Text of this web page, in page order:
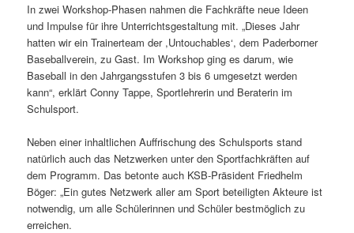
In zwei Workshop-Phasen nahmen die Fachkräfte neue Ideen
und Impulse für ihre Unterrichtsgestaltung mit. „Dieses Jahr
hatten wir ein Trainerteam der ,Untouchables‘, dem Paderborner
Baseballverein, zu Gast. Im Workshop ging es darum, wie
Baseball in den Jahrgangsstufen 3 bis 6 umgesetzt werden
kann“, erklärt Conny Tappe, Sportlehrerin und Beraterin im
Schulsport.
Neben einer inhaltlichen Auffrischung des Schulsports stand
natürlich auch das Netzwerken unter den Sportfachkräften auf
dem Programm. Das betonte auch KSB-Präsident Friedhelm
Böger: „Ein gutes Netzwerk aller am Sport beteiligten Akteure ist
notwendig, um alle Schülerinnen und Schüler bestmöglich zu
erreichen.